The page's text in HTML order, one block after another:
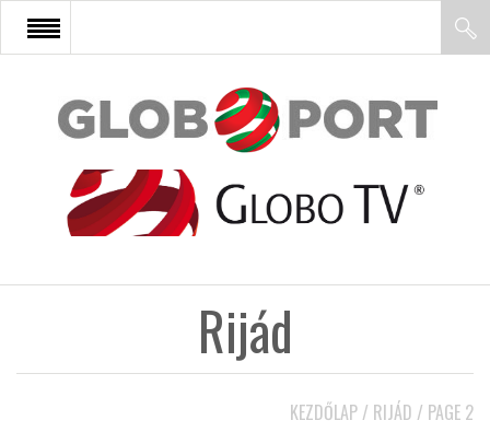
FŐOLDAL
AFRIKA
Rijád
KEZDŐLAP / RIJÁD / PAGE 2